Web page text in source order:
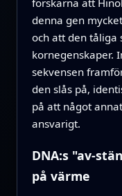
forskarna att
denna gen
och att den tåliga
kornegenskaper.
sekvensen
den slås på,
på att något
ansvarigt.
DNA:s "av-
på värme